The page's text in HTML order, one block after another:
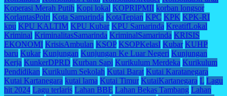
Koperasi Merah Putih Kopi lokal KOPRIPMII korban longsor
KorlantasPolri Kota Samarinda KotaTepian KPC KPK KPK-RI
kpu KPU KALTIM KPU Kubar KPU Samarinda KreatifLokal
Kriminal KriminalitasSamarinda KriminalSamarinda KRISIS
EKONOMI KrisisAmbulan KSOP KSOPKelasI Kubar KUHP
baru Kukar Kunjungan Kunjungan Ke Luar Negeri Kunjungan
Kerja KunkerDPRD Kurban Sapi Kurikulum Merdeka Kurikulum
Pendidikan Kurikulum Sekolah Kutai Barat Kutai Karatanegara
Kutai Kartanegara kutai lama Kutai Timur KutaiKartanegara L Lagu
hit 2024 Lagu terlaris Lahan BBE Lahan Bekas Tambang Lahan